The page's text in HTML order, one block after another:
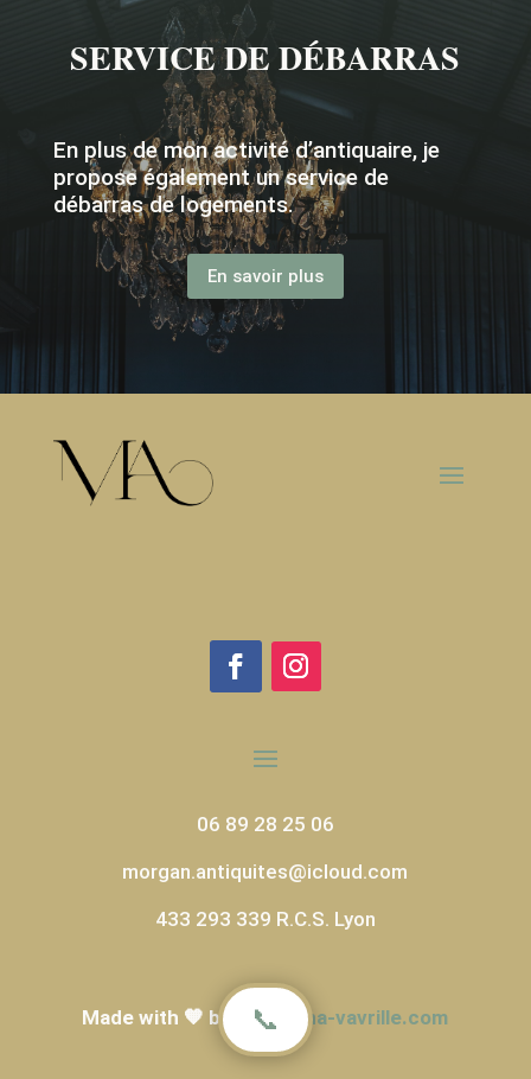
SERVICE DE DÉBARRAS
En plus de mon activité d’antiquaire, je
propose également un service de
débarras de logements.
En savoir plus
📞
06 89 28 25 06
morgan.antiquites@icloud.com
433 293 339 R.C.S. Lyon
Made with 🧡 by samantha-vavrille.com